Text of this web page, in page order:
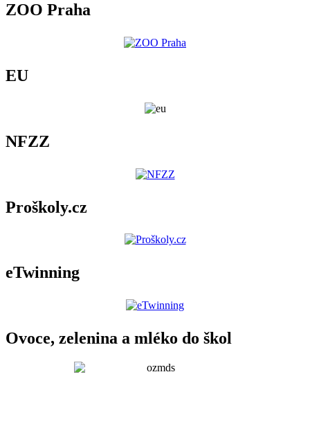
ZOO Praha
EU
NFZZ
Proškoly.cz
eTwinning
Ovoce, zelenina a mléko do škol